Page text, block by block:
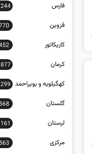
فارس
قزوین
کاریکاتور
کرمان
کهگیلویه و بویراحمد
گلستان 568
لرستان
مرکزی 563